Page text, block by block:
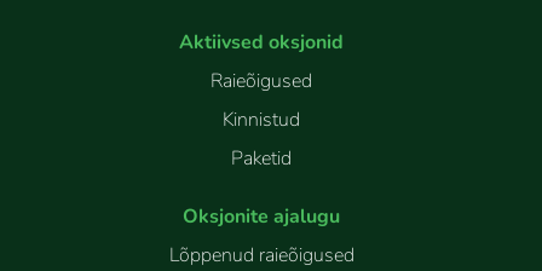
Aktiivsed oksjonid
Raieõigused
Kinnistud
Paketid
Oksjonite ajalugu
Lõppenud raieõigused